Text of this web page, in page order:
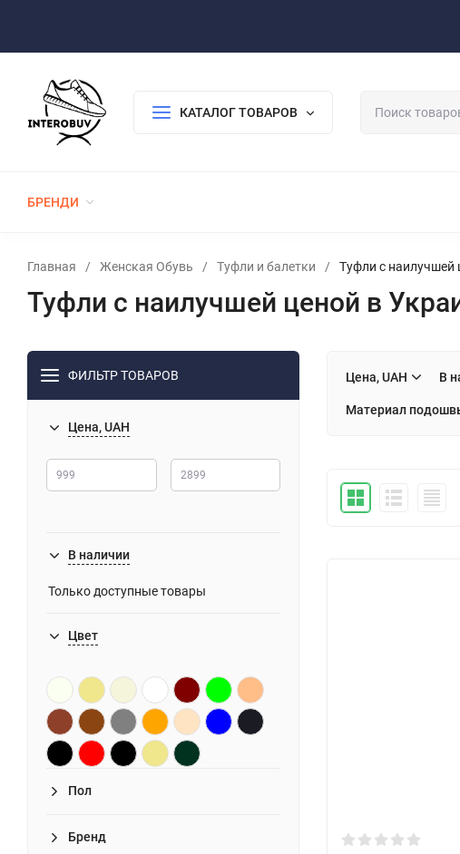
КАТАЛОГ ТОВАРОВ
БРЕНДИ
Главная / Женская Обувь / Туфли и балетки / Туфли с наилучшей
Туфли с наилучшей ценой в
ФИЛЬТР ТОВАРОВ
Цена, UAH
В наличии
Только доступные товары
Цвет
Пол
Бренд
Цена, UAH В
Материал